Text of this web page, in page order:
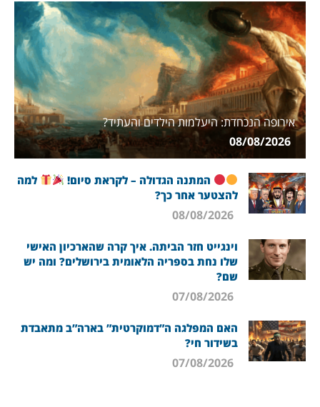
אירופה הנכחדת: היעלמות הילדים והעתיד?
המתנה הגדולה – לקראת סיום!
למה
להצטער אחר כך?
וינגייט חזר הביתה. איך קרה שהארכיון האישי
שלו נחת בספריה הלאומית בירושלים? ומה יש
שם?
האם המפלגה ה”דמוקרטית” בארה”ב מתאבדת
בשידור חי?